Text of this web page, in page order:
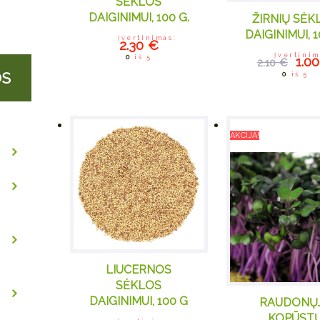
DAIGINIMUI, 100 G.
Įvertinimas:
0 iš 5
2.30€
ŽIRNIŲ
DAIGINIMUI,
0 iš 5
2.10€
LIUCERNOS
SĖKLOS
DAIGINIMUI, 100 G
AKCIJA!